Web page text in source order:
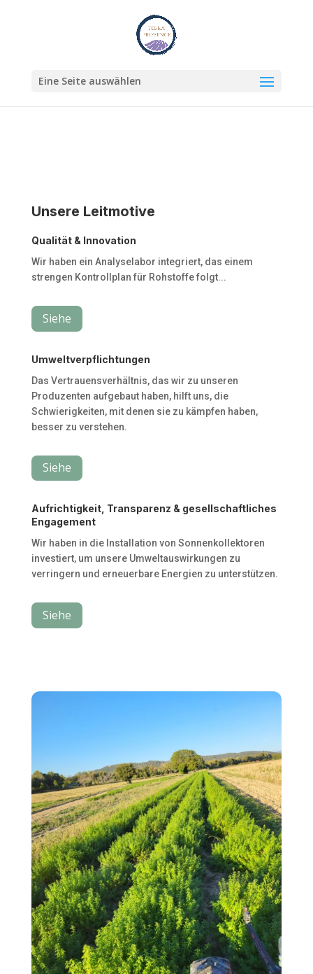
Eine Seite auswählen
Unsere Leitmotive
Qualität & Innovation
Wir haben ein Analyselabor integriert, das einem
strengen Kontrollplan für Rohstoffe folgt...
Siehe
Umweltverpflichtungen
Das Vertrauensverhältnis, das wir zu unseren
Produzenten aufgebaut haben, hilft uns, die
Schwierigkeiten, mit denen sie zu kämpfen haben,
besser zu verstehen.
Siehe
Aufrichtigkeit, Transparenz & gesellschaftliches
Engagement
Wir haben in die Installation von Sonnenkollektoren
investiert, um unsere Umweltauswirkungen zu
verringern und erneuerbare Energien zu unterstützen.
Siehe